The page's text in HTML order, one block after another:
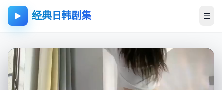
▶ 经典日韩剧集 ☰